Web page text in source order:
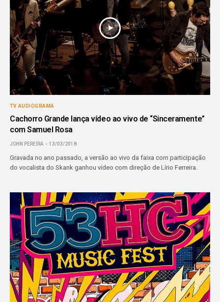
TV AUDIOGRAMA
Cachorro Grande lança vídeo ao vivo de “Sinceramente”
com Samuel Rosa
JOHN PEREIRA 13/03/2018
Gravada no ano passado, a versão ao vivo da faixa com participação
do vocalista do Skank ganhou vídeo com direção de Lírio Ferreira.